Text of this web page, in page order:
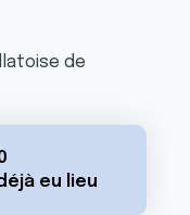
de
eu lieu